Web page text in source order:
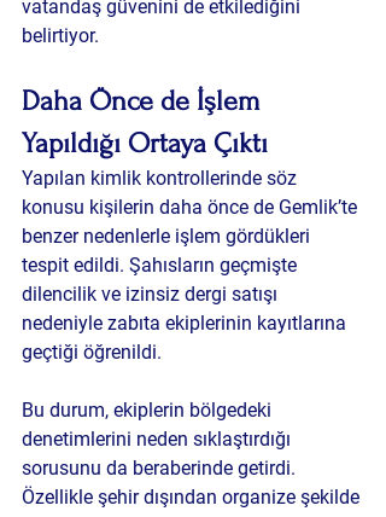
vatandaş güvenini de etkilediğini
belirtiyor.
Daha Önce de İşlem
Yapıldığı Ortaya Çıktı
Yapılan kimlik kontrollerinde söz
konusu kişilerin daha önce de Gemlik’te
benzer nedenlerle işlem gördükleri
tespit edildi. Şahısların geçmişte
dilencilik ve izinsiz dergi satışı
nedeniyle zabıta ekiplerinin kayıtlarına
geçtiği öğrenildi.
Bu durum, ekiplerin bölgedeki
denetimlerini neden sıklaştırdığı
sorusunu da beraberinde getirdi.
Özellikle şehir dışından organize şekilde